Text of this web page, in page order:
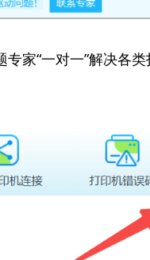
家“一对一”解决各类